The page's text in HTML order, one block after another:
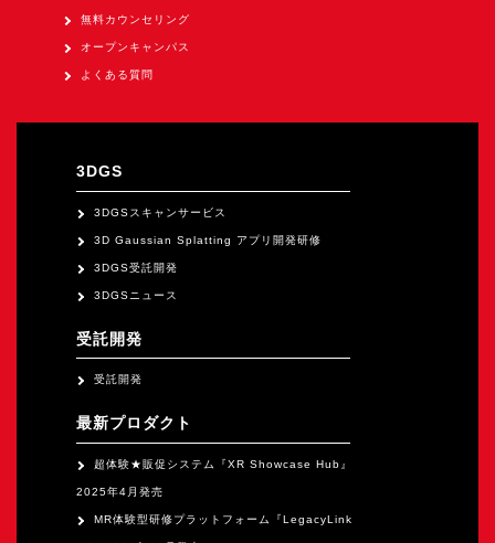
無料カウンセリング
オープンキャンパス
よくある質問
3DGS
3DGSスキャンサービス
3D Gaussian Splatting アプリ開発研修
3DGS受託開発
3DGSニュース
受託開発
受託開発
最新プロダクト
超体験★販促システム『XR Showcase Hub』
2025年4月発売
MR体験型研修プラットフォーム『LegacyLink